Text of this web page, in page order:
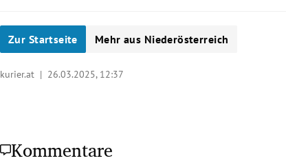
Zur Startseite Mehr aus Niederösterreich
kurier.at | 26.03.2025, 12:37
Kommentare